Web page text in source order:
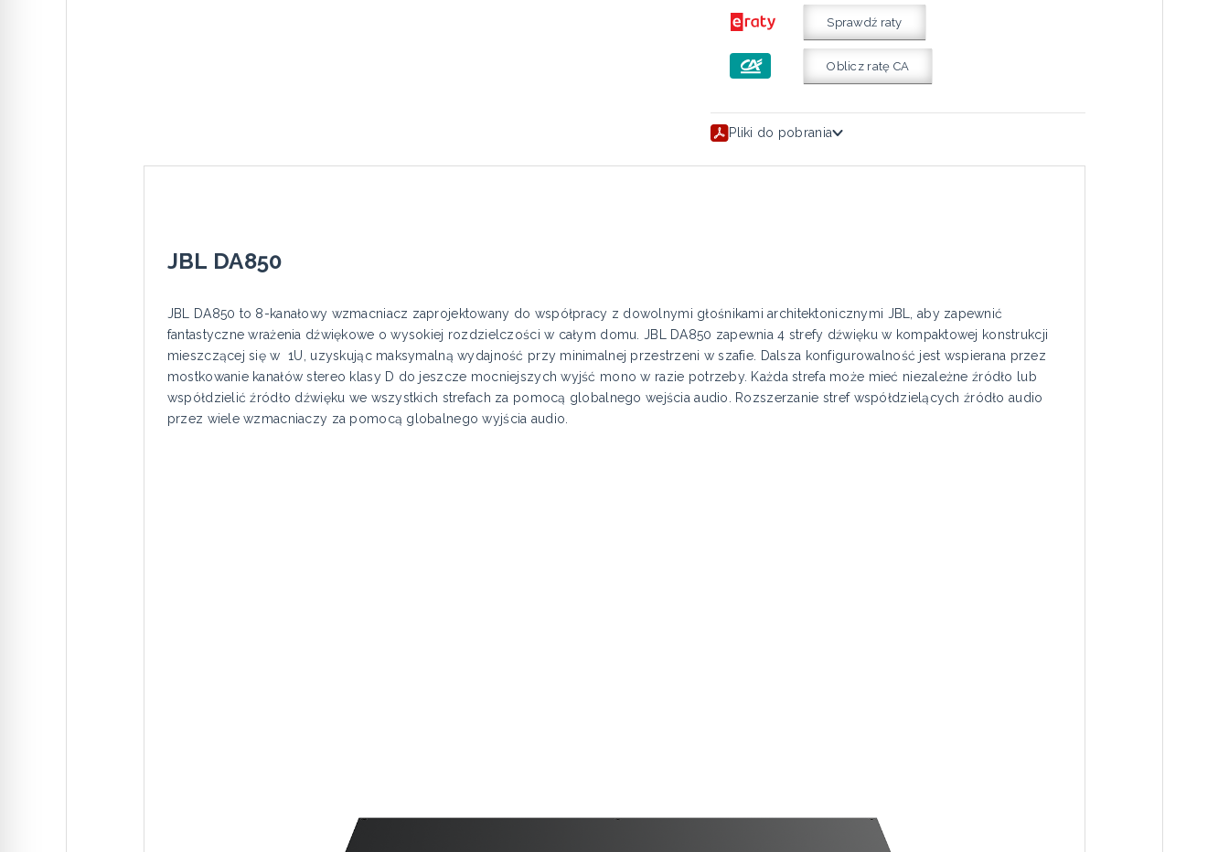
Sprawdź raty
Oblicz ratę CA
Pliki do pobrania
JBL DA850
JBL DA850 to 8-kanałowy wzmacniacz zaprojektowany do współpracy z dowolnymi głośnikami architektonicznymi JBL, aby zapewnić
fantastyczne wrażenia dźwiękowe o wysokiej rozdzielczości w całym domu. JBL DA850 zapewnia 4 strefy dźwięku w kompaktowej konstrukcji
mieszczącej się w 1U, uzyskując maksymalną wydajność przy minimalnej przestrzeni w szafie. Dalsza konfigurowalność jest wspierana przez
mostkowanie kanałów stereo klasy D do jeszcze mocniejszych wyjść mono w razie potrzeby. Każda strefa może mieć niezależne źródło lub
współdzielić źródło dźwięku we wszystkich strefach za pomocą globalnego wejścia audio. Rozszerzanie stref współdzielących źródło audio
przez wiele wzmacniaczy za pomocą globalnego wyjścia audio.